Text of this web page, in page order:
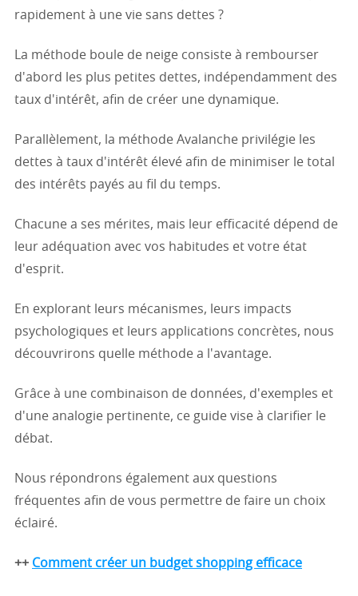
rapidement à une vie sans dettes ?
La méthode boule de neige consiste à rembourser
d'abord les plus petites dettes, indépendamment des
taux d'intérêt, afin de créer une dynamique.
Parallèlement, la méthode Avalanche privilégie les
dettes à taux d'intérêt élevé afin de minimiser le total
des intérêts payés au fil du temps.
Chacune a ses mérites, mais leur efficacité dépend de
leur adéquation avec vos habitudes et votre état
d'esprit.
En explorant leurs mécanismes, leurs impacts
psychologiques et leurs applications concrètes, nous
découvrirons quelle méthode a l'avantage.
Grâce à une combinaison de données, d'exemples et
d'une analogie pertinente, ce guide vise à clarifier le
débat.
Nous répondrons également aux questions
fréquentes afin de vous permettre de faire un choix
éclairé.
++ Comment créer un budget shopping efficace